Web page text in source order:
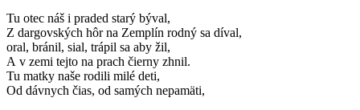
Tu otec náš i praded starý býval,
Z dargovských hôr na Zemplín rodný sa díval,
oral, bránil, sial, trápil sa aby žil,
A v zemi tejto na prach čierny zhnil.
Tu matky naše rodili milé deti,
Od dávnych čias, od samých nepamäti,